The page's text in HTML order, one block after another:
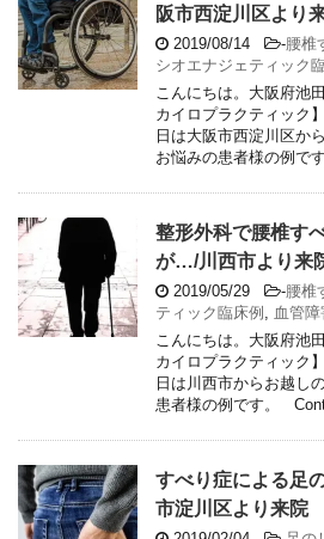
阪市西淀川区より
2019/08/14 -腰椎
シオエナジェティック
こんにちは。大阪府池
カイロプラクティック
日は大阪市西淀川区か
お悩みの患者様の例で
整形外科で腰椎す
が…/川西市より来
2019/05/29 -腰椎
ティック臨床例
血管障
こんにちは。大阪府池
カイロプラクティック
日は川西市からお越し
患者様の例です。
すべり症による足
市淀川区より来院